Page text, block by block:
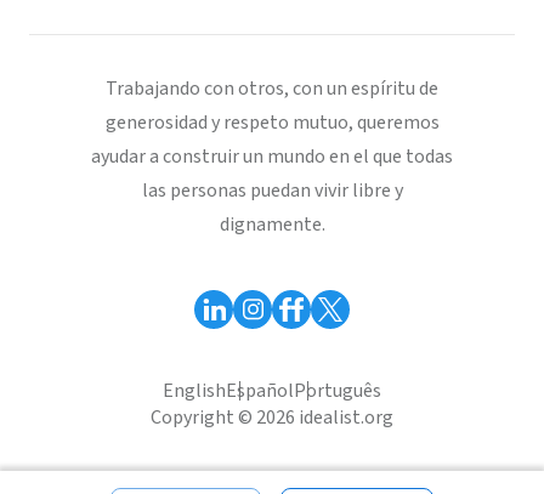
Trabajando con otros, con un espíritu de
generosidad y respeto mutuo, queremos
ayudar a construir un mundo en el que todas
las personas puedan vivir libre y
dignamente.
EnglishEspañolPortuguês
Copyright © 2026 idealist.org